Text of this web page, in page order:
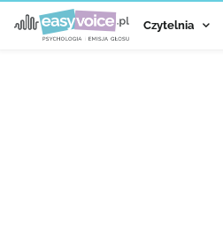
Czytelnia